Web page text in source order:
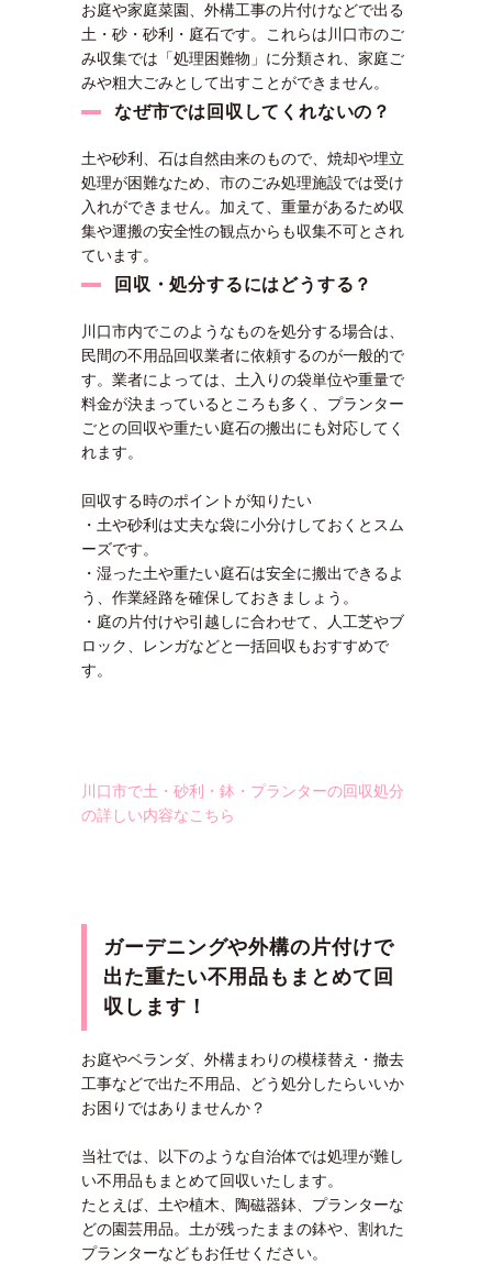
お庭や家庭菜園、外構工事の片付けなどで出る
土・砂・砂利・庭石です。これらは川口市のご
み収集では「処理困難物」に分類され、家庭ご
みや粗大ごみとして出すことができません。
なぜ市では回収してくれないの？
土や砂利、石は自然由来のもので、焼却や埋立
処理が困難なため、市のごみ処理施設では受け
入れができません。加えて、重量があるため収
集や運搬の安全性の観点からも収集不可とされ
ています。
回収・処分するにはどうする？
川口市内でこのようなものを処分する場合は、
民間の不用品回収業者に依頼するのが一般的で
す。業者によっては、土入りの袋単位や重量で
料金が決まっているところも多く、プランター
ごとの回収や重たい庭石の搬出にも対応してく
れます。
回収する時のポイントが知りたい
・土や砂利は丈夫な袋に小分けしておくとスム
ーズです。
・湿った土や重たい庭石は安全に搬出できるよ
う、作業経路を確保しておきましょう。
・庭の片付けや引越しに合わせて、人工芝やブ
ロック、レンガなどと一括回収もおすすめで
す。
川口市で土・砂利・鉢・プランターの回収処分
の詳しい内容なこちら
ガーデニングや外構の片付けで
出た重たい不用品もまとめて回
収します！
お庭やベランダ、外構まわりの模様替え・撤去
工事などで出た不用品、どう処分したらいいか
お困りではありませんか？
当社では、以下のような自治体では処理が難し
い不用品もまとめて回収いたします。
たとえば、 土や植木、陶磁器鉢、プランターな
どの園芸用品。土が残ったままの鉢や、割れた
プランターなどもお任せください。